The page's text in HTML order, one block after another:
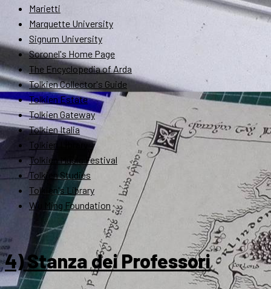
Marietti
Marquette University
Signum University
Soronel's Home Page
The Encyclopedia of Arda
Tolkien Collector's Guide
Tolkien Estate
Tolkien Gateway
Tolkien Italia
Tolkien Library
Tolkien Music Festival
Tolkien Studies
Tolkien's Library
Wu Ming Foundation
4) Stanza dei Professori